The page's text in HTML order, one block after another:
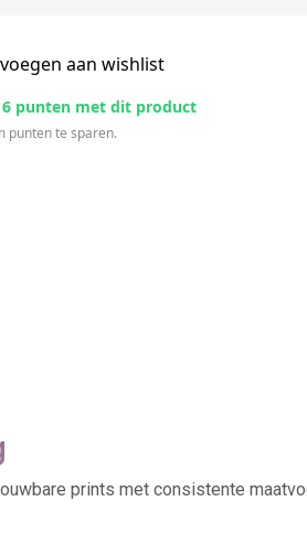
aan wishlist
punten met dit product
punten te sparen.
prints met consistente